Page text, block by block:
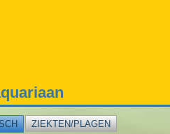
ZIEKTEN/PLAGEN